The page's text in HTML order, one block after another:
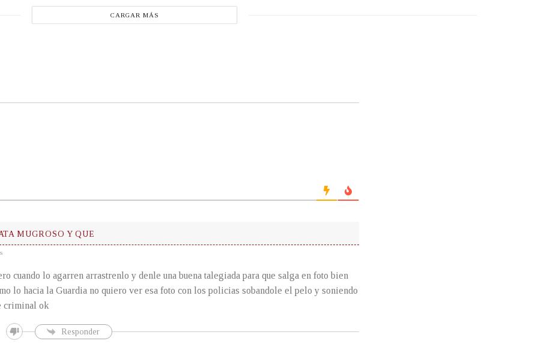
CARGAR MÁS
MUGROSO Y QUE
cuando lo agarren arrastrenlo y denle una buena talegiada para que salga en foto bien
lo hacia la Guardia no quiero ver esa foto con los policias sobandole el pelo y soniendo
criminal ok
Responder